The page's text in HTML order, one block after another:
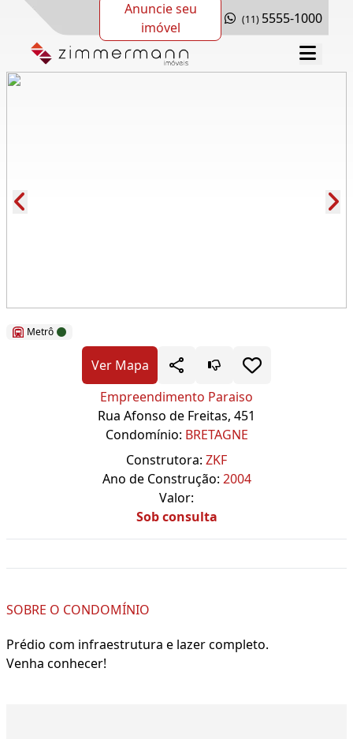
Anuncie seu
imóvel
(11) 5555-1000
Metrô
Ver Mapa
Empreendimento Paraiso
Rua Afonso de Freitas, 451
Condomínio: BRETAGNE
Construtora: ZKF
Ano de Construção: 2004
Valor:
Sob consulta
SOBRE O CONDOMÍNIO
Prédio com infraestrutura e lazer completo.
Venha conhecer!